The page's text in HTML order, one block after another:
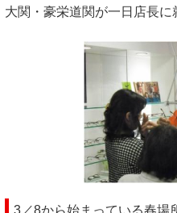
大関・豪栄道関が一日店長に
3／8から始まっている春場